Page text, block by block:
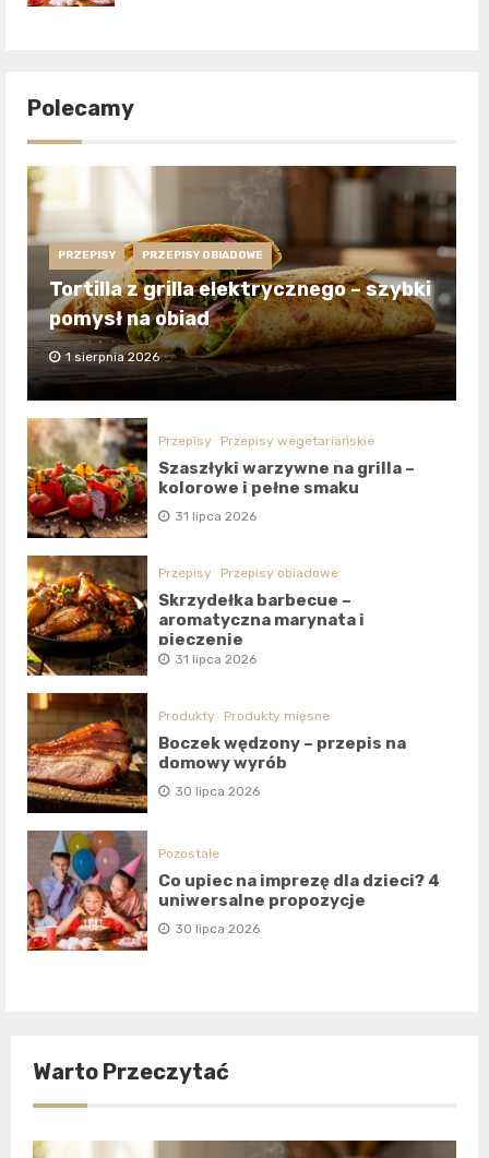
Polecamy
PRZEPISY PRZEPISY OBIADOWE
Tortilla z grilla elektrycznego – szybki
pomysł na obiad
1 sierpnia 2026
Przepisy Przepisy wegetariańskie
Szaszłyki warzywne na grilla –
kolorowe i pełne smaku
31 lipca 2026
Przepisy Przepisy obiadowe
Skrzydełka barbecue –
aromatyczna marynata i
pieczenie
31 lipca 2026
Produkty Produkty mięsne
Boczek wędzony – przepis na
domowy wyrób
30 lipca 2026
Pozostałe
Co upiec na imprezę dla dzieci? 4
uniwersalne propozycje
30 lipca 2026
Warto Przeczytać